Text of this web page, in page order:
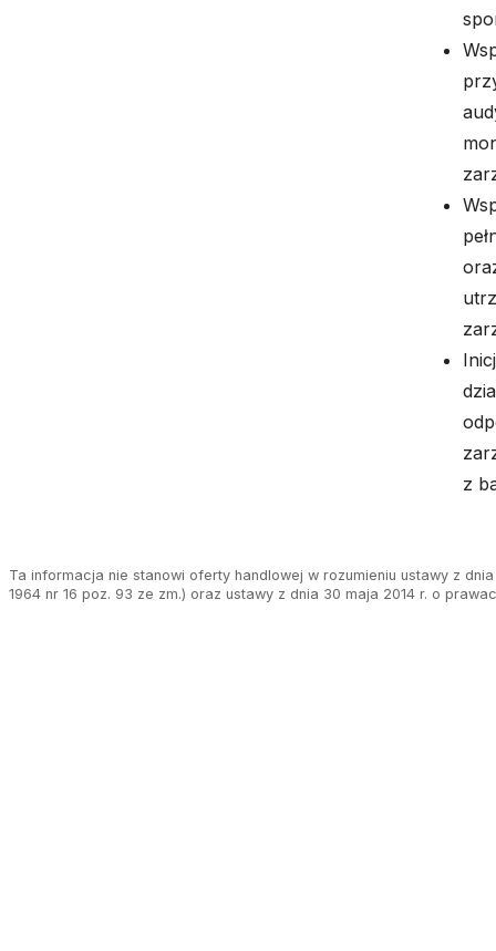
z
Ta informacja nie stanowi oferty handlowej w rozumieniu ustawy z
1964 nr 16 poz. 93 ze zm.) oraz ustawy z dnia 30 maja 2014 r. o